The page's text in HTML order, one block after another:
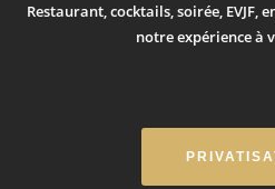
Restaurant, cocktails, soirée,
notre expérience à